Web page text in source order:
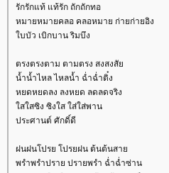
รักรักแท้ แท้รัก ถักถักทอ
หมายหมายคลอ คลอหมาย ก่ายก่ายอิง
บบัว เบิกบาน ริมบึง
ตรงตรงตาม ตามตรง สงสงสั
น้ำน้ำไหล ไหลน้ำ ฉ่ำฉ่ำติ๋ง
หยดหยดลง ลงหยด ลดลดจริง
สใสซิง ซิงใส ใส่ใส่พาน
ประศานต์ ศักดิ์ดี
ฝนฝนโปรย โปรยฝน ต้นต้นสา
พรำพรำปราย ปรายพรำ ฉ่ำฉ่ำซ่าน